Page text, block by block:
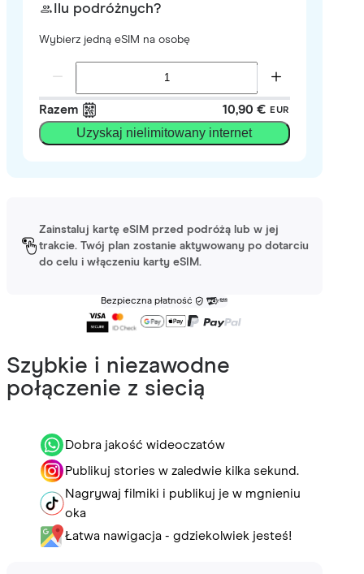
Ilu podróżnych?
Wybierz jedną eSIM na osobę
Razem 10,90 € EUR
Uzyskaj nielimitowany internet
Zainstaluj kartę eSIM przed podróżą lub w jej
trakcie. Twój plan zostanie aktywowany po dotarciu
do celu i włączeniu karty eSIM.
Bezpieczna płatność
Szybkie i niezawodne
połączenie z siecią
Dobra jakość wideoczatów
Publikuj stories w zaledwie kilka sekund.
Nagrywaj filmiki i publikuj je w mgnieniu
oka
Łatwa nawigacja - gdziekolwiek jesteś!